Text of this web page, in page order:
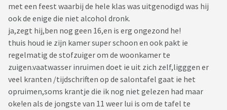
met een feest waarbij de hele klas was uitgenodigd was hij
ook de enige die niet alcohol dronk.
ja,zegt hij,ben nog geen 16,en is erg ongezond he!
thuis houd ie zijn kamer super schoon en ook pakt ie
regelmatig de stofzuiger om de woonkamer te
zuigen.vaatwasser inruimen doet ie uit zich zelf,ligggen er
veel kranten /tijdschriften op de salontafel gaat ie het
opruimen,soms krantje die ik nog niet gelezen had maar
oke!en als de jongste van 11 weer lui is om de tafel te